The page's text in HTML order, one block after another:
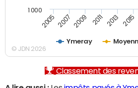
Ymeray
2005 2007 2009 2011 2013 2015
1 000
© JDN 2026
Classement des